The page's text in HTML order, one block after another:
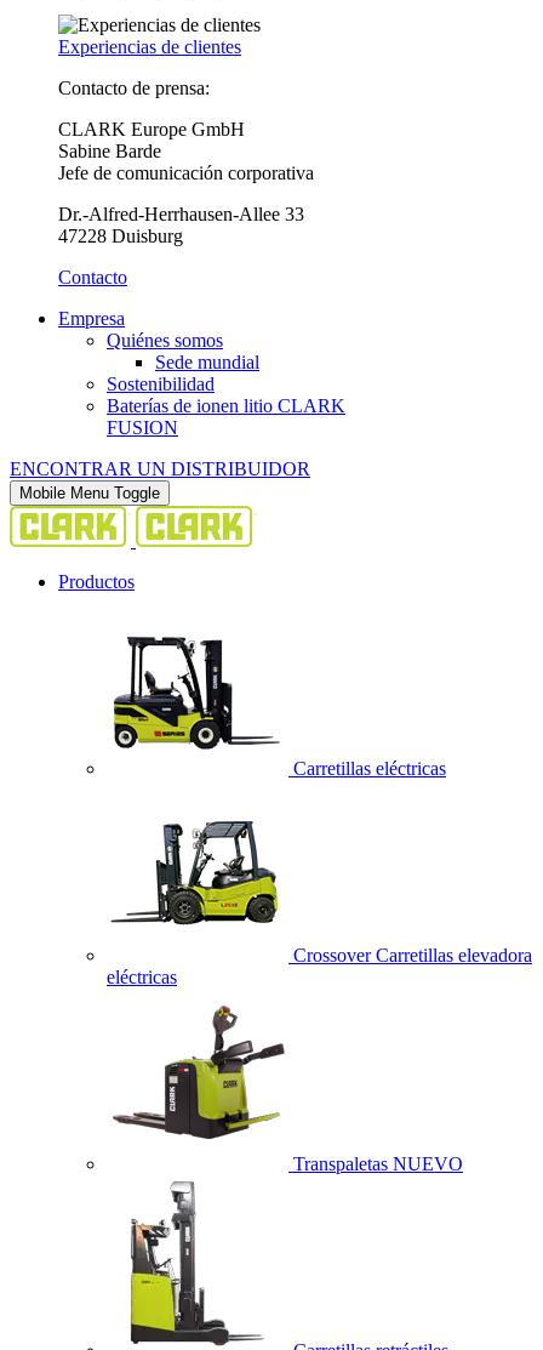
Experiencias de clientes
Contacto de prensa:
CLARK Europe GmbH
Sabine Barde
Jefe de comunicación corporativa
Dr.-Alfred-Herrhausen-Allee 33
47228 Duisburg
Contacto
Empresa
Quiénes somos
Sede mundial
Sostenibilidad
Baterías de ionen litio CLARK
FUSION
ENCONTRAR UN DISTRIBUIDOR
Mobile Menu Toggle
Productos
Carretillas eléctricas
Crossover Carretillas elevadora
eléctricas
Transpaletas NUEVO